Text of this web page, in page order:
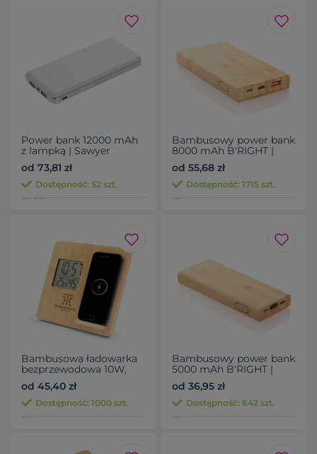
Power bank 12000 mAh
z lampką | Sawyer
od 73,81 zł
Dostępność: 52 szt.
Bambusowy power bank
8000 mAh B'RIGHT |
Caroline
od 55,68 zł
Dostępność: 1715 szt.
Bambusowa ładowarka
bezprzewodowa 10W,
stacja pogodowa |
Kahele
od 45,40 zł
Dostępność: 1000 szt.
Bambusowy power bank
5000 mAh B'RIGHT |
Posey
od 36,95 zł
Dostępność: 642 szt.